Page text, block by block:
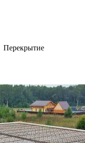
Перекрытие